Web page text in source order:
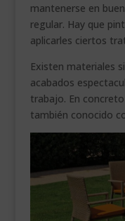
mantenerse en
regular. Hay que
aplicarles ciertos
Existen materiales
acabados
trabajo. En
también conocido